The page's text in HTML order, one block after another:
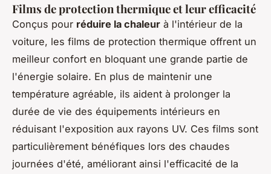
Films de protection thermique et leur efficacité
Conçus pour réduire la chaleur à l'intérieur de la
voiture, les films de protection thermique offrent un
meilleur confort en bloquant une grande partie de
l'énergie solaire. En plus de maintenir une
température agréable, ils aident à prolonger la
durée de vie des équipements intérieurs en
réduisant l'exposition aux rayons UV. Ces films sont
particulièrement bénéfiques lors des chaudes
journées d'été, améliorant ainsi l'efficacité de la